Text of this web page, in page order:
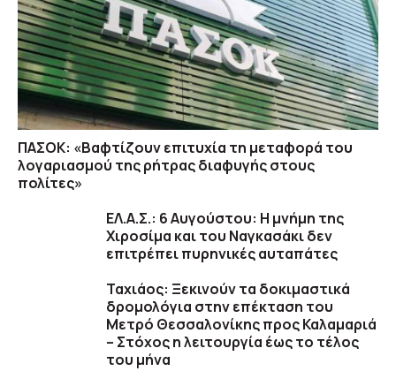
ΠΑΣΟΚ: «Βαφτίζουν επιτυχία τη μεταφορά του
λογαριασμού της ρήτρας διαφυγής στους
πολίτες»
ΕΛ.Α.Σ.: 6 Αυγούστου: Η μνήμη της
Χιροσίμα και του Ναγκασάκι δεν
επιτρέπει πυρηνικές αυταπάτες
Ταχιάος: Ξεκινούν τα δοκιμαστικά
δρομολόγια στην επέκταση του
Μετρό Θεσσαλονίκης προς Καλαμαριά
– Στόχος η λειτουργία έως το τέλος
του μήνα